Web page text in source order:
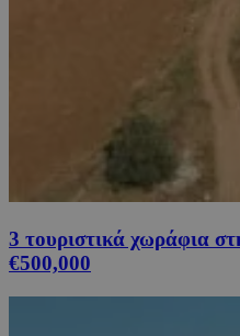
3 τουριστικά χωράφια
€500,000